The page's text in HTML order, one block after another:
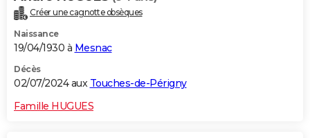
Créer une cagnotte obsèques
Naissance
19/04/1930 à Mesnac
Décès
02/07/2024 aux Touches-de-Périgny
Famille HUGUES